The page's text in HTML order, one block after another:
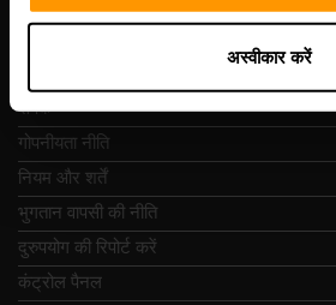
अस्वीकार करें
त्वरित नेविगेशन
संपर्क
गोपनीयता नीति
नियम और शर्तें
भुगतान वापसी की नीति
दुरुपयोग की रिपोर्ट करें
कंट्रोल पैनल